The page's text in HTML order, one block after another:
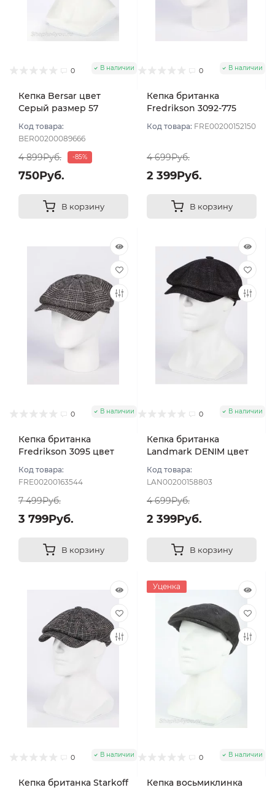
0 В наличии
Кепка Bersar цвет
Серый размер 57
Код товара:
BER00200089666
4 899Руб. -85%
750Руб.
В корзину
0 В наличии
Кепка британка
Fredrikson 3092-775
размер 57
Код товара: FRE00200152150
4 699Руб.
2 399Руб.
В корзину
0 В наличии
Кепка британка
Fredrikson 3095 цвет
58
Код товара:
FRE00200163544
7 499Руб.
3 799Руб.
В корзину
0 В наличии
Кепка британка
Landmark DENIM цвет
Код товара:
LAN00200158803
4 699Руб.
2 399Руб.
В корзину
0 В наличии
Кепка британка Starkoff
Уценка
0 В наличии
Кепка восьмиклинка